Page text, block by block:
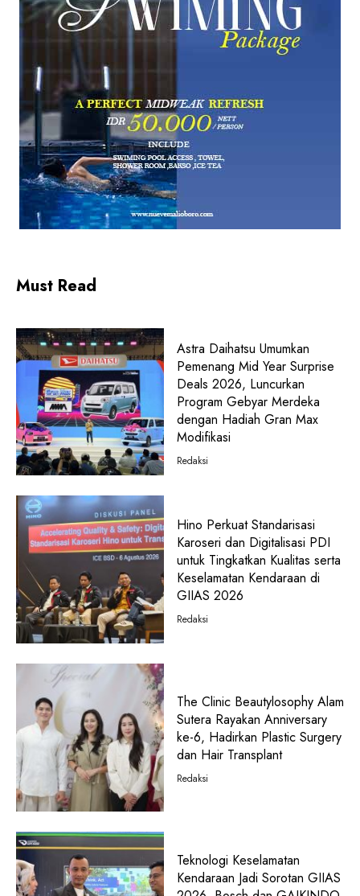
Must Read
Astra Daihatsu Umumkan
Pemenang Mid Year Surprise
Deals 2026, Luncurkan
Program Gebyar Merdeka
dengan Hadiah Gran Max
Modifikasi
Redaksi
Hino Perkuat Standarisasi
Karoseri dan Digitalisasi PDI
untuk Tingkatkan Kualitas serta
Keselamatan Kendaraan di
GIIAS 2026
Redaksi
The Clinic Beautylosophy Alam
Sutera Rayakan Anniversary
ke-6, Hadirkan Plastic Surgery
dan Hair Transplant
Redaksi
Teknologi Keselamatan
Kendaraan Jadi Sorotan GIIAS